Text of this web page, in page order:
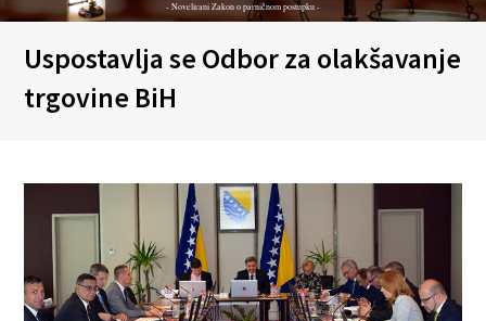
- Novelirani Zakon o parničnom postupku -
Uspostavlja se Odbor za olakšavanje
trgovine BiH